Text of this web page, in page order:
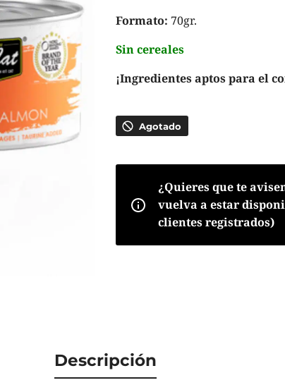
Formato: 70gr.
Sin cereales
¡Ingredientes aptos para el
Agotado
¿Quieres que te
vuelva a estar
clientes registrados)
Descripción